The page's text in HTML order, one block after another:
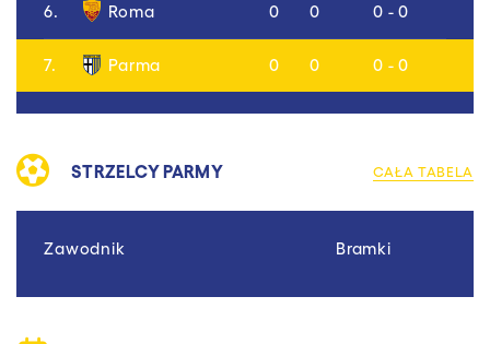
6. Roma 0 0 0 - 0
7. Parma 0 0 0 - 0
STRZELCY PARMY CAŁA TABELA
Zawodnik Bramki